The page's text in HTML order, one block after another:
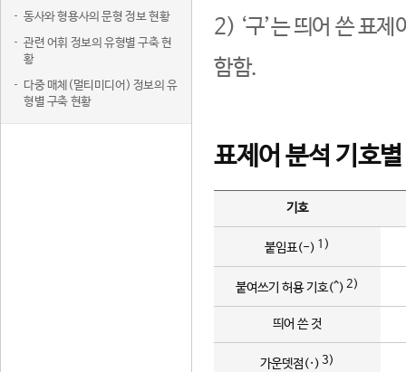
동사와 형용사의 문형 정보 현황
관련 어휘 정보의 유형별 구축 현
황
다중 매체(멀티미디어) 정보의 유
형별 구축 현황
2) ‘구’는 띄어 쓴 표
함함.
표제어 분석 기호
기호
붙임표(-) 1)
붙여쓰기 허용 기호(^) 2)
띄어 쓴 것
가운뎃점(·) 3)